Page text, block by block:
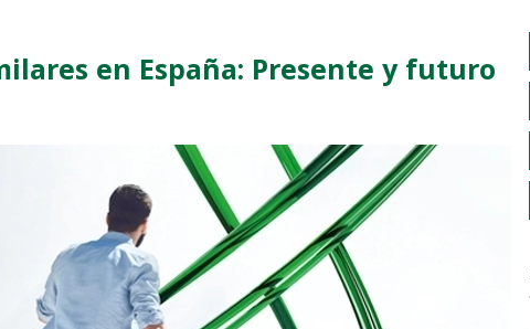
en España: Presente y futuro